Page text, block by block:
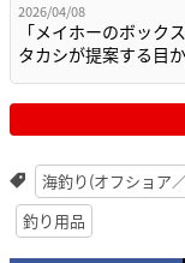
2026/04/08
「メイホーのボック
タカシが提案する目
海釣り(オフショア
釣り用品